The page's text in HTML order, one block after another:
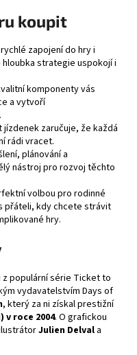
koupit
zapojení do hry i
strategie uspokojí i
komponenty vás
a vytvoří
jízdenek zaručuje, že každá
rádi vracet.
plánování a
nástroj pro rozvoj těchto
volbou pro rodinné
přáteli, kdy chcete strávit
hry.
z populární série Ticket to
vydavatelstvím Days of
, který za ni získal prestižní
v roce 2004. O grafickou
Julien Delval a